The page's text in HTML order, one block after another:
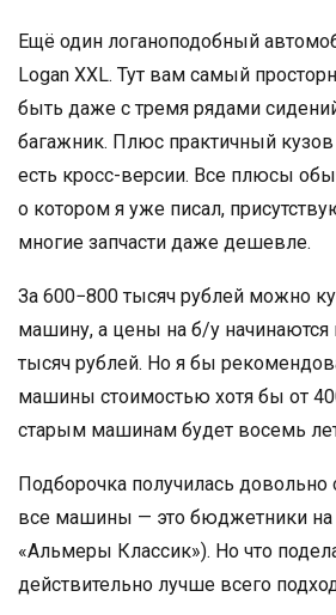
Ещё один логаноподобный
Logan XXL. Тут вам самый
быть даже с тремя рядами
багажник. Плюс практичный
есть кросс-версии. Все плюсы
о котором я уже писал,
многие запчасти даже дешевле.
За 600−800 тысяч рублей можно
машину, а цены на б/у начинаются
тысяч рублей. Но я бы
машины стоимостью хотя бы от
старым машинам будет восемь
Подборочка получилась довольно
все машины — это бюджетники на
«Альмеры Классик»). Но что
действительно лучше всего